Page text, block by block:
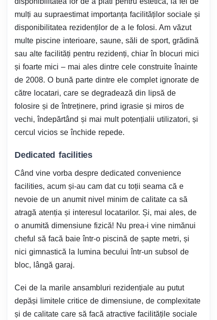
mulți au supraestimat importanța facilităților sociale și
disponibilitatea rezidenților de a le folosi. Am văzut
multe piscine interioare, saune, săli de sport, grădină
sau alte facilități pentru rezidenți, chiar în blocuri mici
și foarte mici – mai ales dintre cele construite înainte
de 2008. O bună parte dintre ele complet ignorate de
către locatari, care se degradează din lipsă de
folosire și de întreținere, prind igrasie și miros de
vechi, îndepărtând și mai mult potențialii utilizatori, și
cercul vicios se închide repede.
Dedicated facilities
Când vine vorba despre dedicated convenience
facilities, acum și-au cam dat cu toții seama că e
nevoie de un anumit nivel minim de calitate ca să
atragă atenția și interesul locatarilor. Și, mai ales, de
o anumită dimensiune fizică! Nu prea-i vine nimănui
cheful să facă baie într-o piscină de șapte metri, și
nici gimnastică la lumina becului într-un subsol de
bloc, lângă garaj.
Cei de la marile ansambluri rezidențiale au putut
depăși limitele critice de dimensiune, de complexitate
și de calitate care să facă atractive facilitățile sociale